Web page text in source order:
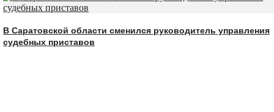
В Саратовской области сменился руководитель управления
судебных приставов